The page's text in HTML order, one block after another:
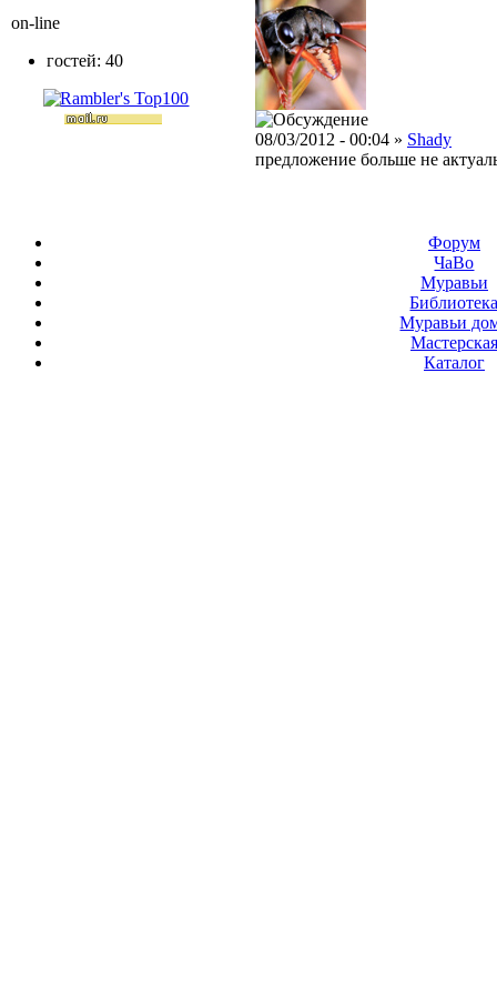
08/03/2012 - 00:04 » Shady
предложение больше не
on-line
гостей: 40
Форум
ЧаВо
Муравьи
Муравьи
Мастерская
Каталог